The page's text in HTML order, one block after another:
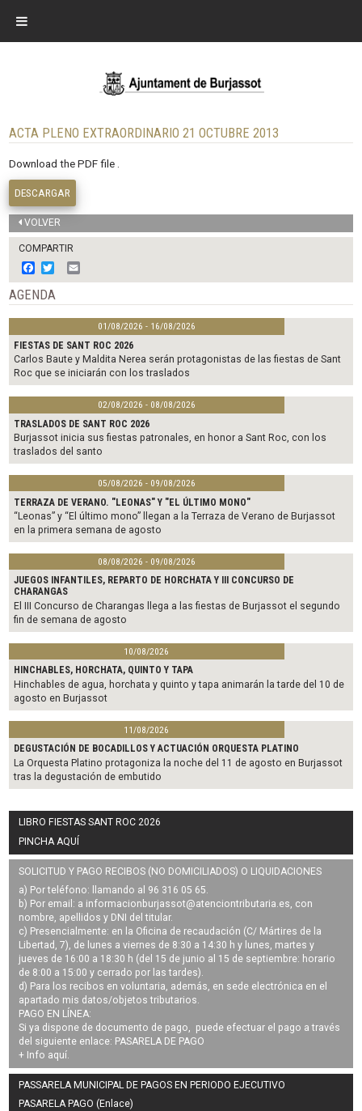
ACTA PLENO EXTRAORDINARIO 21 OCTUBRE 2013
Download the PDF file .
DESCARGAR
VOLVER
COMPARTIR
F
a
c
e
b
o
o
k
w
i
t
t
e
r
m
i
l
AGENDA
01/08/2026 - 16/08/2026
FIESTAS DE SANT ROC 2026
Carlos Baute y Maldita Nerea serán protagonistas de las fiestas de Sant
Roc que se iniciarán con los traslados
02/08/2026 - 08/08/2026
TRASLADOS DE SANT ROC 2026
Burjassot inicia sus fiestas patronales, en honor a Sant Roc, con los
traslados del santo
05/08/2026 - 09/08/2026
TERRAZA DE VERANO. "LEONAS" Y "EL ÚLTIMO MONO"
“Leonas” y “El último mono” llegan a la Terraza de Verano de Burjassot
en la primera semana de agosto
08/08/2026 - 09/08/2026
JUEGOS INFANTILES, REPARTO DE HORCHATA Y III CONCURSO DE
CHARANGAS
El III Concurso de Charangas llega a las fiestas de Burjassot el segundo
fin de semana de agosto
10/08/2026
HINCHABLES, HORCHATA, QUINTO Y TAPA
Hinchables de agua, horchata y quinto y tapa animarán la tarde del 10 de
agosto en Burjassot
11/08/2026
DEGUSTACIÓN DE BOCADILLOS Y ACTUACIÓN ORQUESTA PLATINO
La Orquesta Platino protagoniza la noche del 11 de agosto en Burjassot
tras la degustación de embutido
LIBRO FIESTAS SANT ROC 2026
PINCHA AQUÍ
SOLICITUD Y PAGO RECIBOS (NO DOMICILIADOS) O LIQUIDACIONES
a) Por teléfono: llamando al 96 316 05 65.
b) Por email: a informacionburjassot@atenciontributaria.es, con
nombre, apellidos y DNI del titular.
c) Presencialmente: en la Oficina de recaudación (C/ Mártires de la
Libertad, 7), de lunes a viernes de 8:30 a 14:30 h y lunes, martes y
jueves de 16:00 a 18:30 h (del 15 de junio al 15 de septiembre: horario
de 8:00 a 15:00 y cerrado por las tardes).
d) Para los recibos en voluntaria, además, en sede electrónica en el
apartado mis datos/objetos tributarios.
PAGO EN LÍNEA:
Si ya dispone de documento de pago, puede efectuar el pago a través
del siguiente enlace: PASARELA DE PAGO
+ Info aquí.
PASSARELA MUNICIPAL DE PAGOS EN PERIODO EJECUTIVO
PASARELA PAGO (Enlace)